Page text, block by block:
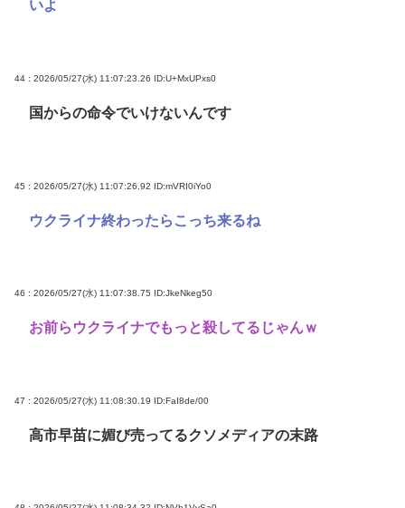
いよ
44 : 2026/05/27(水) 11:07:23.26 ID:U+MxUPxs0
国からの命令でいけないんです
45 : 2026/05/27(水) 11:07:26.92 ID:mVRI0iYo0
ウクライナ終わったらこっち来るね
46 : 2026/05/27(水) 11:07:38.75 ID:JkeNkeg50
お前らウクライナでもっと殺してるじゃんｗ
47 : 2026/05/27(水) 11:08:30.19 ID:FaI8de/00
高市早苗に媚び売ってるクソメディアの末路